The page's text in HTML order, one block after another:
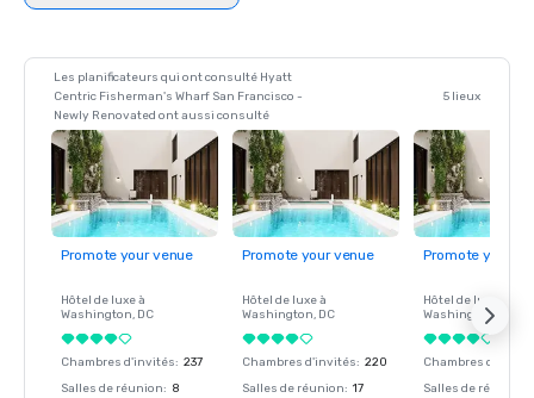
Les planificateurs qui ont consulté Hyatt
Centric Fisherman's Wharf San Francisco -
Newly Renovated ont aussi consulté
5 lieux
Promote your venue
Hôtel de luxe à
Washington, DC
Chambres d'invités: 237
Salles de réunion: 8
Promote your venue
Hôtel de luxe à
Washington, DC
Chambres d'invités: 220
Salles de réunion: 17
Promote your
Hôtel de luxe à
Washington
Chambres
Salles de réunion